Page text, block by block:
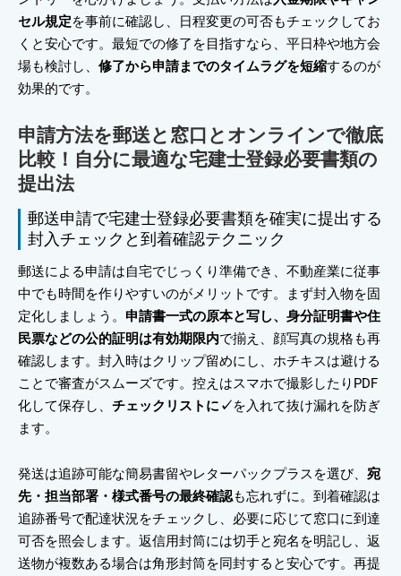
セル規定を事前に確認し、日程変更の可否もチェックしてお
くと安心です。最短での修了を目指すなら、平日枠や地方会
場も検討し、 修了から申請までのタイムラグを短縮するのが
効果的です。
申請方法を郵送と窓口とオンラインで徹底
比較！自分に最適な宅建士登録必要書類の
提出法
郵送申請で宅建士登録必要書類を確実に提出する
封入チェックと到着確認テクニック
郵送による申請は自宅でじっくり準備でき、不動産業に従事
中でも時間を作りやすいのがメリットです。まず封入物を固
定化しましょう。 申請書一式の原本と写し、身分証明書や住
民票などの公的証明は有効期限内で揃え、顔写真の規格も再
確認します。封入時はクリップ留めにし、ホチキスは避ける
ことで審査がスムーズです。控えはスマホで撮影したりPDF
化して保存し、 チェックリストに✓を入れて抜け漏れを防ぎ
ます。
発送は追跡可能な簡易書留やレターパックプラスを選び、 宛
先・担当部署・様式番号の最終確認も忘れずに。到着確認は
追跡番号で配達状況をチェックし、必要に応じて窓口に到達
可否を照会します。返信用封筒には切手と宛名を明記し、返
送物が複数ある場合は角形封筒を同封すると安心です。再提